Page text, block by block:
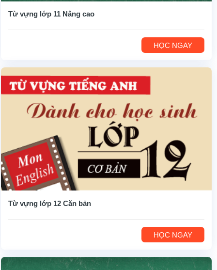
Từ vựng lớp 11 Nâng cao
HỌC NGAY
Từ vựng lớp 12 Căn bản
HỌC NGAY